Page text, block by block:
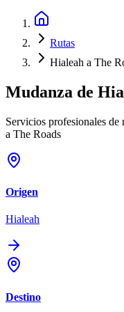
Rutas
Hialeah a The
Mudanza de
Servicios profesionales de
a The Roads
Origen
Hialeah
Destino